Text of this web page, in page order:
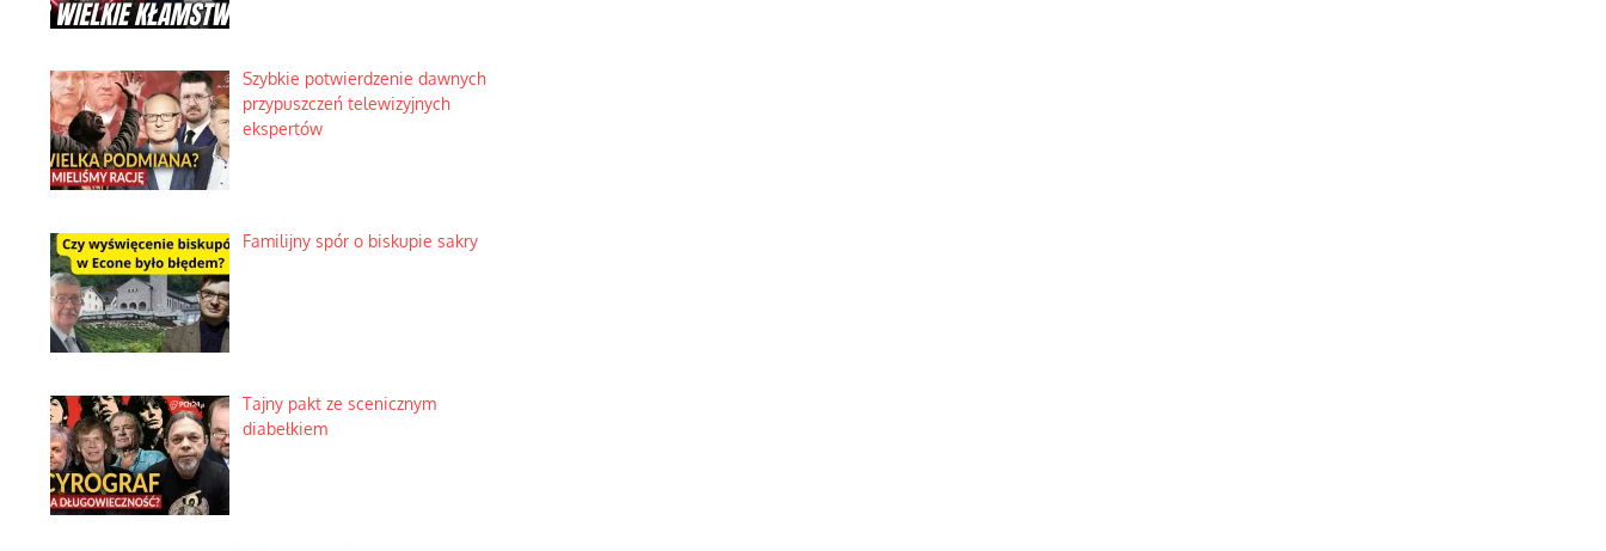
Szybkie potwierdzenie dawnych
przypuszczeń telewizyjnych
ekspertów
Familijny spór o biskupie sakry
Tajny pakt ze scenicznym
diabełkiem